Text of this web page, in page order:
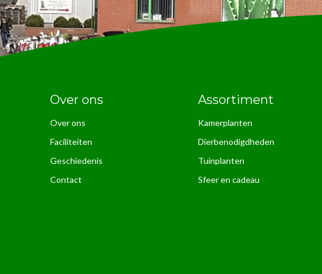
Over ons
Over ons
Faciliteiten
Geschiedenis
Contact
Assortiment
Kamerplanten
Dierbenodigdheden
Tuinplanten
Sfeer en cadeau